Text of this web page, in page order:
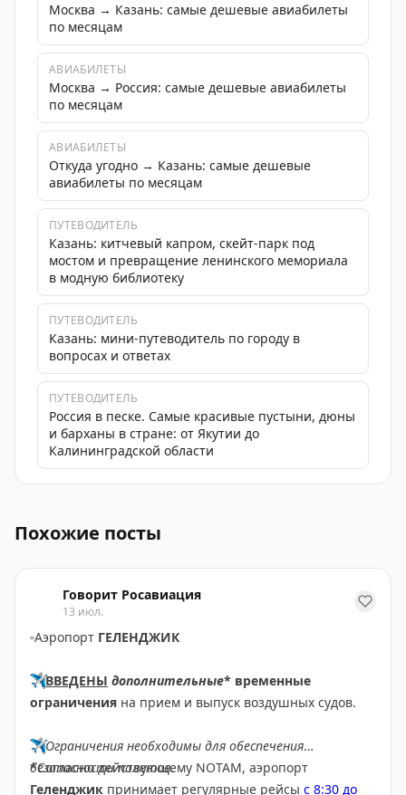
Москва → Казань: самые дешевые авиабилеты
по месяцам
АВИАБИЛЕТЫ
Москва → Россия: самые дешевые авиабилеты
по месяцам
АВИАБИЛЕТЫ
Откуда угодно → Казань: самые дешевые
авиабилеты по месяцам
ПУТЕВОДИТЕЛЬ
Казань: китчевый капром, скейт-парк под
мостом и превращение ленинского мемориала
в модную библиотеку
ПУТЕВОДИТЕЛЬ
Казань: мини-путеводитель по городу в
вопросах и ответах
ПУТЕВОДИТЕЛЬ
Россия в песке. Самые красивые пустыни, дюны
и барханы в стране: от Якутии до
Калининградской области
Похожие посты
Говорит Росавиация
13 июл.
▫️Аэропорт ГЕЛЕНДЖИК
✈️ВВЕДЕНЫ дополнительные* временные
ограничения на прием и выпуск воздушных судов.
✈️Ограничения необходимы для обеспечения
безопасности полетов.
*Согласно действующему NOTAM, аэропорт
Геленджик принимает регулярные рейсы с 8:30 до